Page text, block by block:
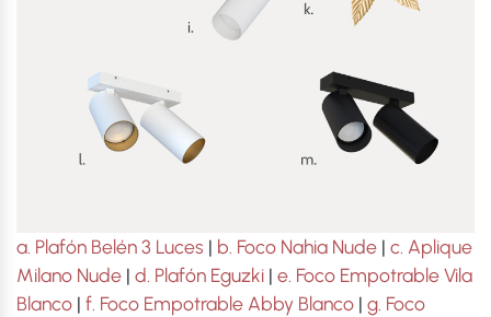
a. Plafón Belén 3 Luces | b. Foco Nahia Nude | c. Aplique
Milano Nude | d. Plafón Eguzki | e. Foco Empotrable Vila
Blanco | f. Foco Empotrable Abby Blanco | g. Foco